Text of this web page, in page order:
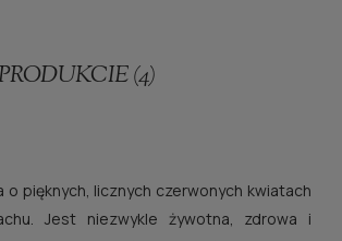
(4)
o pięknych, licznych czerwonych kwiatach
Jest niezwykle żywotna, zdrowa i